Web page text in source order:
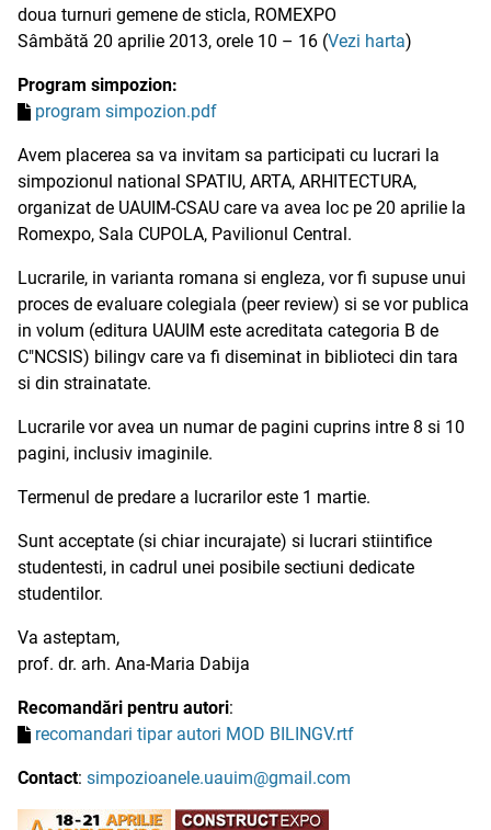
doua turnuri gemene de sticla, ROMEXPO
Sâmbătă 20 aprilie 2013, orele 10 – 16 (Vezi harta)
Program simpozion:
program simpozion.pdf
Avem placerea sa va invitam sa participati cu lucrari la
simpozionul national SPATIU, ARTA, ARHITECTURA,
organizat de UAUIM-CSAU care va avea loc pe 20 aprilie la
Romexpo, Sala CUPOLA, Pavilionul Central.
Lucrarile, in varianta romana si engleza, vor fi supuse unui
proces de evaluare colegiala (peer review) si se vor publica
in volum (editura UAUIM este acreditata categoria B de
C"NCSIS) bilingv care va fi diseminat in biblioteci din tara
si din strainatate.
Lucrarile vor avea un numar de pagini cuprins intre 8 si 10
pagini, inclusiv imaginile.
Termenul de predare a lucrarilor este 1 martie.
Sunt acceptate (si chiar incurajate) si lucrari stiintifice
studentesti, in cadrul unei posibile sectiuni dedicate
studentilor.
Va asteptam,
prof. dr. arh. Ana-Maria Dabija
Recomandări pentru autori:
recomandari tipar autori MOD BILINGV.rtf
Contact: simpozioanele.uauim@gmail.com